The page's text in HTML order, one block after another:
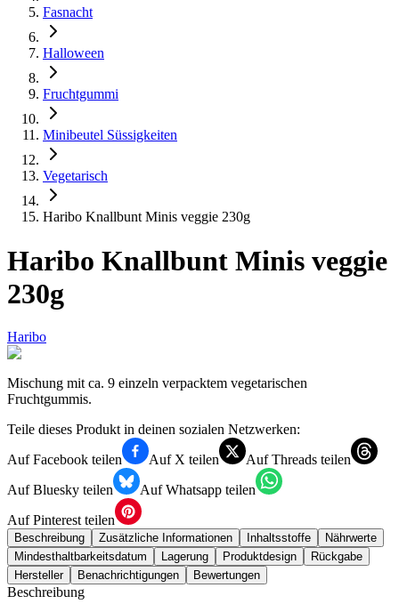
Fasnacht
Halloween
Fruchtgummi
Minibeutel Süssigkeiten
Vegetarisch
Haribo Knallbunt Minis veggie 230g
Haribo Knallbunt Minis veggie
230g
Haribo
Mischung mit ca. 9 einzeln verpacktem vegetarischen
Fruchtgummis.
Teile dieses Produkt in deinen sozialen Netzwerken:
Auf Facebook teilen
Auf X teilen
Auf Threads teilen
Auf Bluesky teilen
Auf Whatsapp teilen
Auf Pinterest teilen
Beschreibung Zusätzliche Informationen Inhaltsstoffe
Nährwerte
Mindesthaltbarkeitsdatum
Lagerung Produktdesign
Rückgabe
Hersteller
Benachrichtigungen Bewertungen
Beschreibung